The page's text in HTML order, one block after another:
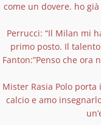
come un dovere. ho
Perrucci: “Il Milan mi
primo posto. Il
Fanton:”Penso che ora
Mister Rasia Polo
calcio e amo